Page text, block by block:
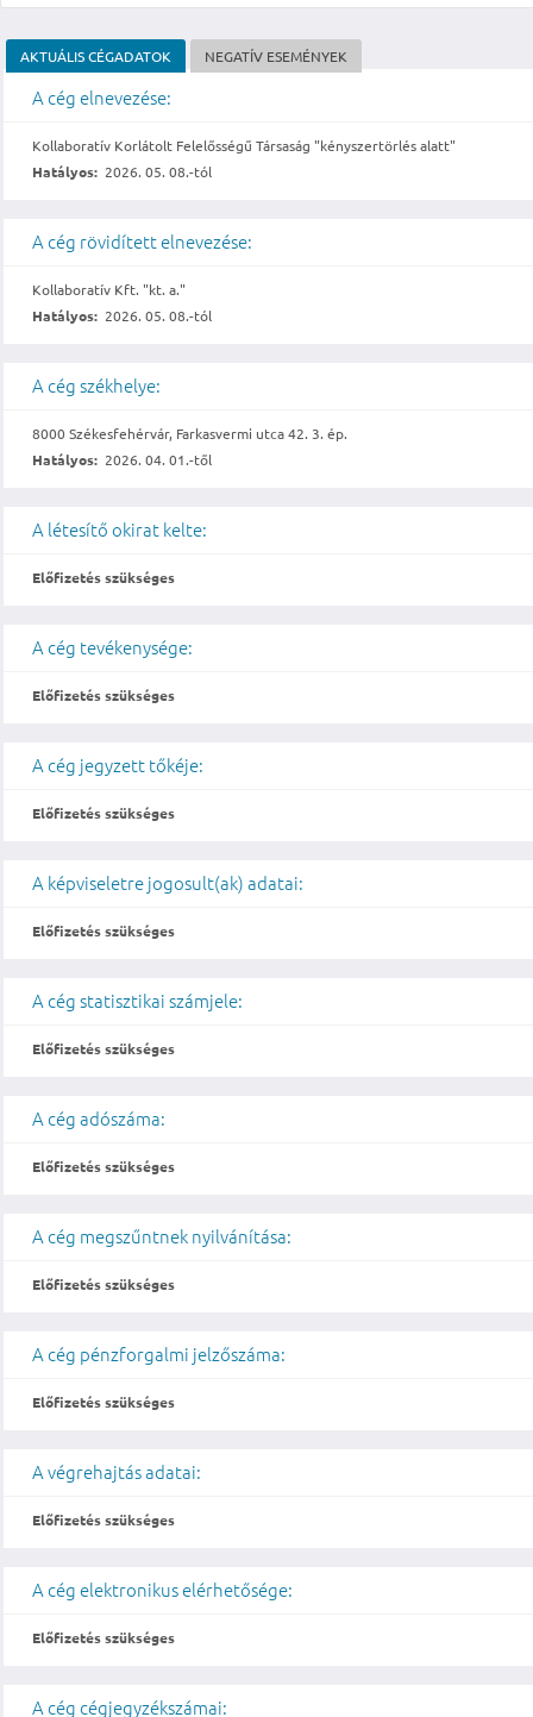
AKTUÁLIS CÉGADATOK NEGATÍV ESEMÉNYEK
A cég elnevezése:
Kollaboratív Korlátolt Felelősségű Társaság "kényszertörlés alatt"
Hatályos: 2026. 05. 08.-tól
A cég rövidített elnevezése:
Kollaboratív Kft. "kt. a."
Hatályos: 2026. 05. 08.-tól
A cég székhelye:
8000 Székesfehérvár, Farkasvermi utca 42. 3. ép.
Hatályos: 2026. 04. 01.-től
A létesítő okirat kelte:
Előfizetés szükséges
A cég tevékenysége:
Előfizetés szükséges
A cég jegyzett tőkéje:
Előfizetés szükséges
A képviseletre jogosult(ak) adatai:
Előfizetés szükséges
A cég statisztikai számjele:
Előfizetés szükséges
A cég adószáma:
Előfizetés szükséges
A cég megszűntnek nyilvánítása:
Előfizetés szükséges
A cég pénzforgalmi jelzőszáma:
Előfizetés szükséges
A végrehajtás adatai:
Előfizetés szükséges
A cég elektronikus elérhetősége:
Előfizetés szükséges
A cég cégjegyzékszámai: